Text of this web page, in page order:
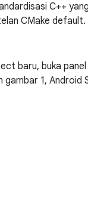
C++
CMake default.
baru, buka panel
1, Android